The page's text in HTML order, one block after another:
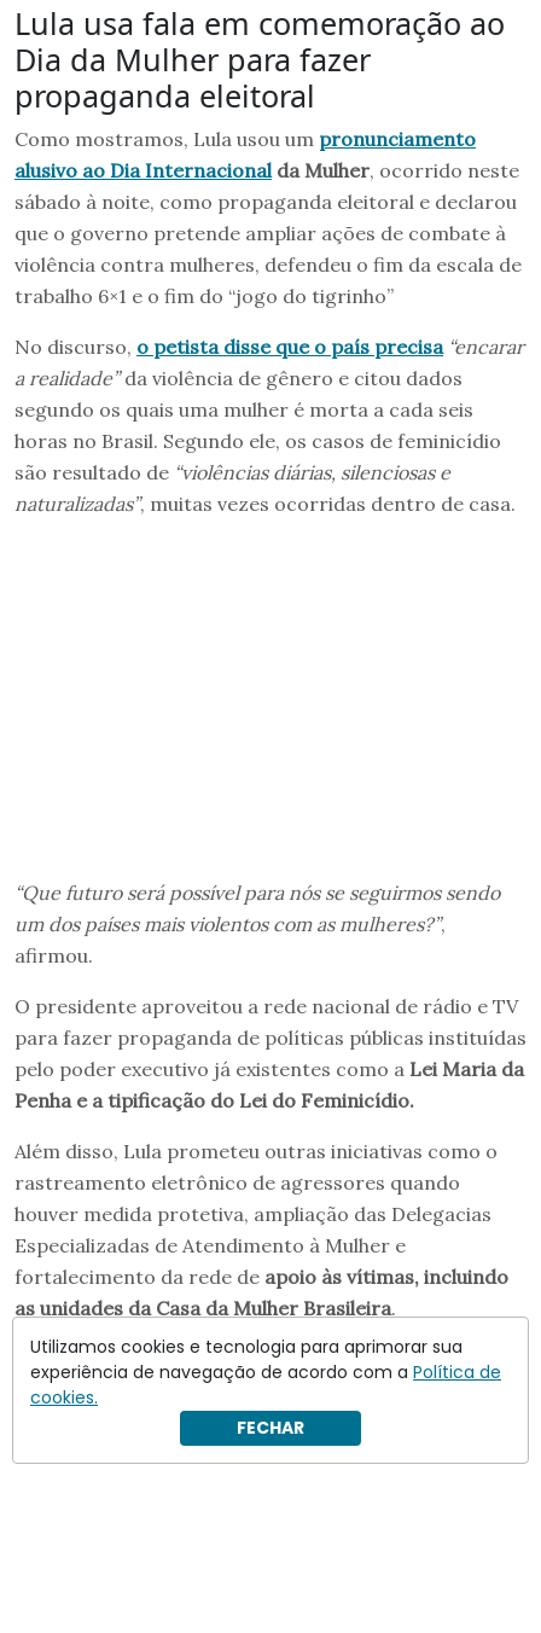
Lula usa fala em comemoração ao
Dia da Mulher para fazer
propaganda eleitoral
Como mostramos, Lula usou um pronunciamento
alusivo ao Dia Internacional da Mulher, ocorrido neste
sábado à noite, como propaganda eleitoral e declarou
que o governo pretende ampliar ações de combate à
violência contra mulheres, defendeu o fim da escala de
trabalho 6×1 e o fim do “jogo do tigrinho”
No discurso, o petista disse que o país precisa “encarar
a realidade”da violência de gênero e citou dados
segundo os quais uma mulher é morta a cada seis
horas no Brasil. Segundo ele, os casos de feminicídio
são resultado de “violências diárias, silenciosas e
naturalizadas”, muitas vezes ocorridas dentro de casa.
“Que futuro será possível para nós se seguirmos sendo
um dos países mais violentos com as mulheres?”,
afirmou.
O presidente aproveitou a rede nacional de rádio e TV
para fazer propaganda de políticas públicas instituídas
pelo poder executivo já existentes como a Lei Maria da
Penha e a tipificação do Lei do Feminicídio.
Além disso, Lula prometeu outras iniciativas como o
rastreamento eletrônico de agressores quando
houver medida protetiva, ampliação das Delegacias
Especializadas de Atendimento à Mulher e
fortalecimento da rede de apoio às vítimas, incluindo
as unidades da Casa da Mulher Brasileira.
Utilizamos cookies e tecnologia para aprimorar sua
experiência de navegação de acordo com a Política de
cookies.
FECHAR